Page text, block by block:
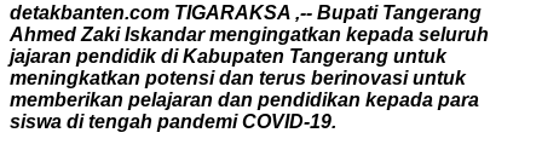
detakbanten.com TIGARAKSA ,-- Bupati Tangerang
Ahmed Zaki Iskandar mengingatkan kepada seluruh
jajaran pendidik di Kabupaten Tangerang untuk
meningkatkan potensi dan terus berinovasi untuk
memberikan pelajaran dan pendidikan kepada para
siswa di tengah pandemi COVID-19.